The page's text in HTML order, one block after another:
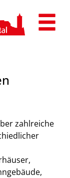
zahlreiche